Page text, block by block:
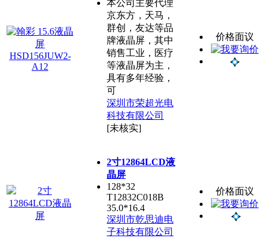
本公司主要代理
京东方，天马，
群创，友达等品
牌液晶屏，其中
销售工业，医疗
等液晶屏为主，
具有多年经验，
可
深圳市荣超光电
科技有限公司
[未核实]
价格面议
2寸12864LCD液
晶屏
128*32
T12832C018B
35.0*16.4
深圳市乾思迪电
子科技有限公司
价格面议